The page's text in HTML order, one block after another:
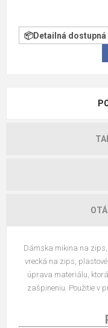
Detailná
Dámska mikina na
vrecká na zips,
úprava materiálu,
zašpineniu. Použitie v